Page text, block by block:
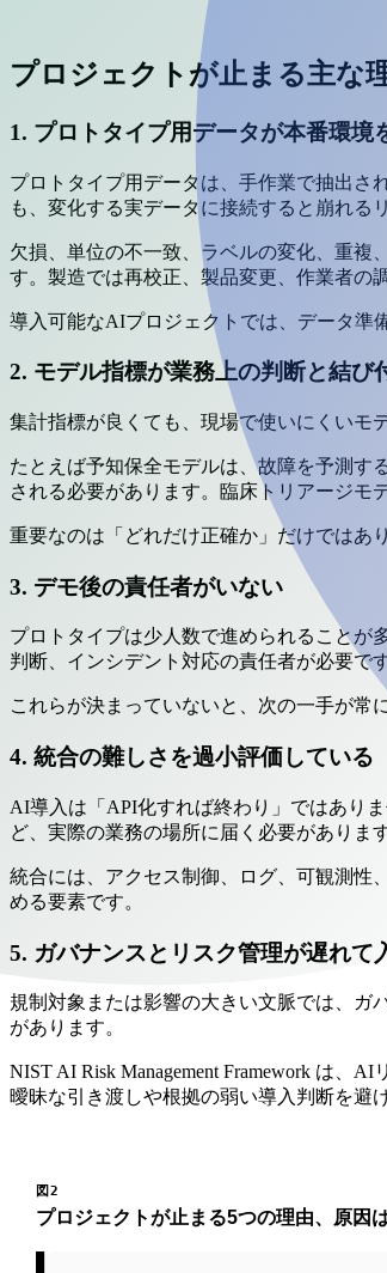
プロジェクトが止まる主な
1. プロトタイプ用データが本番環境
プロトタイプ用データは、手作業で抽出さ
も、変化する実データに接続すると崩れる
欠損、単位の不一致、ラベルの変化、重複
す。製造では再校正、製品変更、作業者の
導入可能なAIプロジェクトでは、データ準
2. モデル指標が業務上の判断と結び
集計指標が良くても、現場で使いにくいモ
たとえば予知保全モデルは、故障を予測す
される必要があります。臨床トリアージモ
重要なのは「どれだけ正確か」だけではあ
3. デモ後の責任者がいない
プロトタイプは少人数で進められることが
判断、インシデント対応の責任者が必要です
これらが決まっていないと、次の一手が常
4. 統合の難しさを過小評価している
AI導入は「API化すれば終わり」ではあり
ど、実際の業務の場所に届く必要があります
統合には、アクセス制御、ログ、可観測性
める要素です。
5. ガバナンスとリスク管理が遅れて
規制対象または影響の大きい文脈では、ガ
があります。
NIST AI Risk Management Framework は、
曖昧な引き渡しや根拠の弱い導入判断を避
図2
プロジェクトが止まる5つの理由、原因